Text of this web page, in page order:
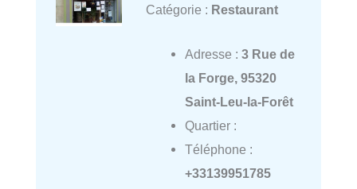
Catégorie : Restaurant
Adresse : 3 Rue de
la Forge, 95320
Saint-Leu-la-Forêt
Quartier :
Téléphone :
+33139951785